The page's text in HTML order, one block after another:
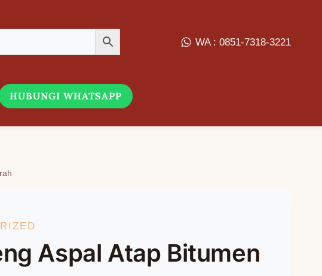
WA : 0851-7318-3221
HUBUNGI WHATSAPP
Aspal Atap Bitumen